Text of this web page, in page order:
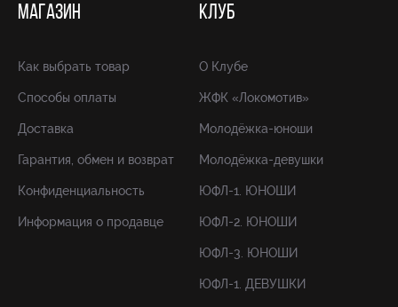
МАГАЗИН
Как выбрать товар
Способы оплаты
Доставка
Гарантия, обмен и возврат
Конфиденциальность
Информация о продавце
КЛУБ
О Клубе
ЖФК «Локомотив»
Молодёжка-юноши
Молодёжка-девушки
ЮФЛ-1. ЮНОШИ
ЮФЛ-2. ЮНОШИ
ЮФЛ-3. ЮНОШИ
ЮФЛ-1. ДЕВУШКИ